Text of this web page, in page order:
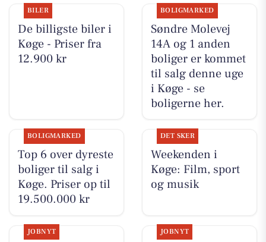
BILER
De billigste biler i
Køge - Priser fra
12.900 kr
BOLIGMARKED
Søndre Molevej
14A og 1 anden
boliger er kommet
til salg denne uge
i Køge - se
boligerne her.
BOLIGMARKED
Top 6 over dyreste
boliger til salg i
Køge. Priser op til
19.500.000 kr
DET SKER
Weekenden i
Køge: Film, sport
og musik
JOBNYT JOBNYT